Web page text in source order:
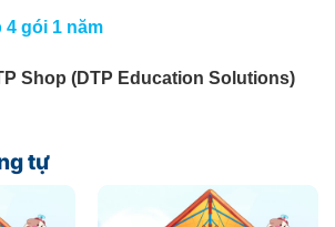
4 gói 1 năm
Shop (DTP Education Solutions)
tự